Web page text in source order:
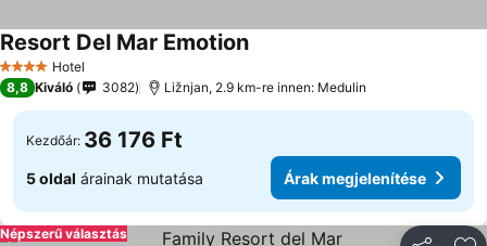
4 KategóriaHotel
Resort Del Mar Emotion
8,8 Kiváló 3082 Ližnjan, 2.9 km-re innen: Medulin
Kezdőár: 36 176 Ft
5 oldal árainak mutatása Árak megjelenítése
Népszerű választás